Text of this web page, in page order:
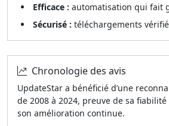
Efficace : automatisation qui fait
Sécurisé : téléchargements
Chronologie des avis
UpdateStar a bénéficié d’une
de 2008 à 2024, preuve de sa
son amélioration continue.